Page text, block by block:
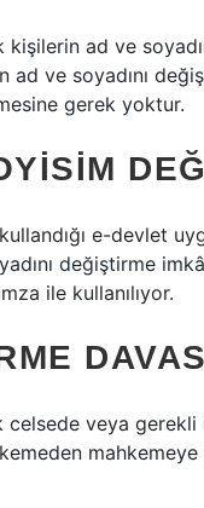
ad ve
ve soyadını
gerek yoktur.
e-devlet
değiştirme
ile kullanılıyor.
celsede veya